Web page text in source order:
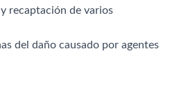
recaptación de varios
del daño causado por agentes